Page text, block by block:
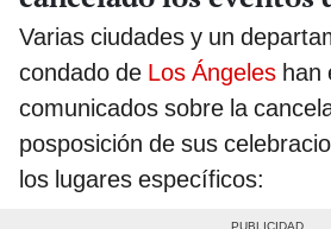
Varias ciudades y un
condado de Los Ángeles han
comunicados sobre la
posposición de sus
los lugares específicos: